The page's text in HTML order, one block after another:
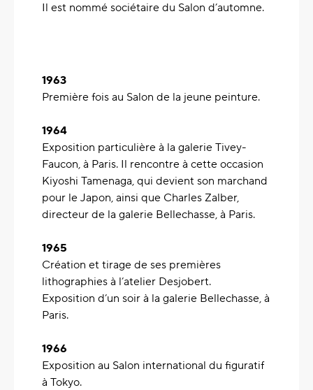
Il est nommé sociétaire du Salon d’automne.
1963
Première fois au Salon de la jeune peinture.
1964
Exposition particulière à la galerie Tivey-
Faucon, à Paris. Il rencontre à cette occasion
Kiyoshi Tamenaga, qui devient son marchand
pour le Japon, ainsi que Charles Zalber,
directeur de la galerie Bellechasse, à Paris.
1965
Création et tirage de ses premières
lithographies à l’atelier Desjobert.
Exposition d’un soir à la galerie Bellechasse, à
Paris.
1966
Exposition au Salon international du figuratif
à Tokyo.